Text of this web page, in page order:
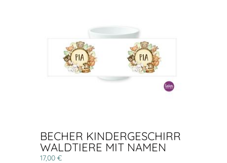
BECHER KINDERGESCHIRR
WALDTIERE MIT NAMEN
17,00 €